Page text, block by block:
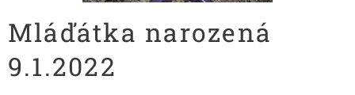
Mláďátka narozená
9.1.2022